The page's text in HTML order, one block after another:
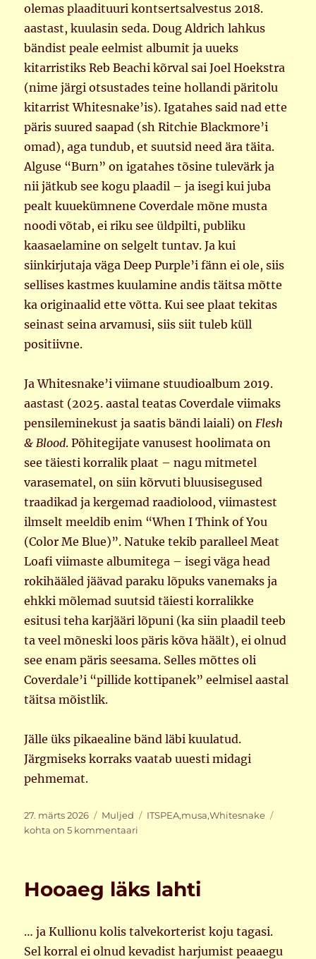
olemas plaadituuri kontsertsalvestus 2018.
aastast, kuulasin seda. Doug Aldrich lahkus
bändist peale eelmist albumit ja uueks
kitarristiks Reb Beachi kõrval sai Joel Hoekstra
(nime järgi otsustades teine hollandi päritolu
kitarrist Whitesnake’is). Igatahes said nad ette
päris suured saapad (sh Ritchie Blackmore’i
omad), aga tundub, et suutsid need ära täita.
Alguse “Burn” on igatahes tõsine tulevärk ja
nii jätkub see kogu plaadil – ja isegi kui juba
pealt kuuekümnene Coverdale mõne musta
noodi võtab, ei riku see üldpilti, publiku
kaasaelamine on selgelt tuntav. Ja kui
siinkirjutaja väga Deep Purple’i fänn ei ole, siis
sellises kastmes kuulamine andis täitsa mõtte
ka originaalid ette võtta. Kui see plaat tekitas
seinast seina arvamusi, siis siit tuleb küll
positiivne.
Ja Whitesnake’i viimane stuudioalbum 2019.
aastast (2025. aastal teatas Coverdale viimaks
pensileminekust ja saatis bändi laiali) on Flesh
& Blood. Põhitegijate vanusest hoolimata on
see täiesti korralik plaat – nagu mitmetel
varasematel, on siin kõrvuti bluusisegused
traadikad ja kergemad raadiolood, viimastest
ilmselt meeldib enim “When I Think of You
(Color Me Blue)”. Natuke tekib paralleel Meat
Loafi viimaste albumitega – isegi väga head
rokihääled jäävad paraku lõpuks vanemaks ja
ehkki mõlemad suutsid täiesti korralikke
esitusi teha karjääri lõpuni (ka siin plaadil teeb
ta veel mõneski loos päris kõva häält), ei olnud
see enam päris seesama. Selles mõttes oli
Coverdale’i “pillide kottipanek” eelmisel aastal
täitsa mõistlik.
Jälle üks pikaealine bänd läbi kuulatud.
Järgmiseks korraks vaatab uuesti midagi
pehmemat.
Postitatud
27. märts 2026 Rubriigid
Muljed Sildid
ITSPEA,musa,Whitesnake
kohta on 5 kommentaari
Hooaeg läks lahti
… ja Kullionu kolis talvekorterist koju tagasi.
Sel korral ei olnud kevadist harjumist peaaegu